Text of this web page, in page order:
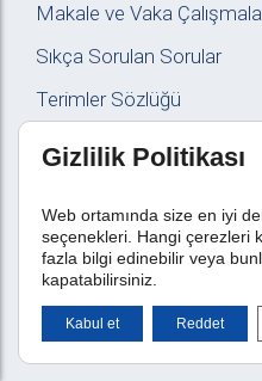
Makale ve Vaka
Sıkça Sorulan Sorular
Terimler Sözlüğü
Kullanım Koşulları|Gizlilik
Sözleşmesi|Kimyasal
2026 © Her hakkı EPOKS
Gizlilik Politikası
Web ortamında size en iyi
seçenekleri. Hangi çerezleri
fazla bilgi edinebilir veya
kapatabilirsiniz.
Kabul et Reddet